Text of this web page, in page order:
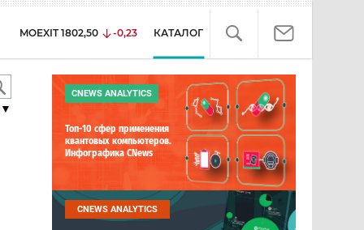
MOEXIT 1802,50 -0,23 КАТАЛОГ
CNEWS ANALYTICS
Топ-10 сфер применения
квантовых компьютеров.
Инфографика CNews
CNEWS ANALYTICS